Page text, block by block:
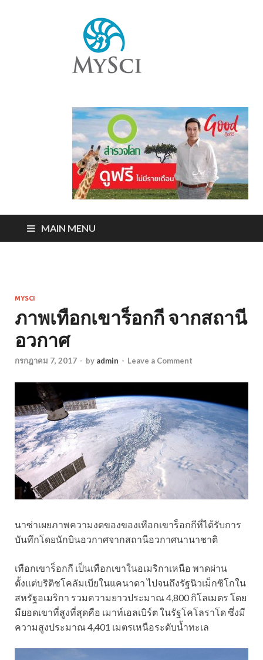
MAIN MENU
MYSCI
ภาพเทือกเขาร็อกกี จากสถานี
อวกาศ
กรกฎาคม 7, 2017 - by admin - Leave a Comment
นาซ่าเผยภาพความงดของของเทือกเขาร็อกกีที่ได้รับการ
บันทึกโดยนักบินอวกาศจากสถานีอวกาศนานาชาติ
เทือกเขาร็อกกี เป็นเทือกเขาในอเมริกาเหนือ พาดผ่าน
ตั้งแต่บริติชโคลัมเบียในแคนาดา ไปจนถึงรัฐนิวเม็กซิโกใน
สหรัฐอเมริกา รวมความยาวประมาณ 4,800 กิโลเมตร โดย
มียอดเขาที่สูงที่สุดคือ เมาท์เอลเบิร์ต ในรัฐโคโลราโด ซึ่งมี
ความสูงประมาณ 4,401 เมตรเหนือระดับน้ำทะเล